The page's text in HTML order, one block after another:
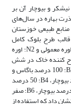
و بیوچار آن بر
بهاره در سال‌های
و منابع طبیعی خوزستان
طرح بلوک کامل
تصادفی با سه تکرار انجام گرفت. دو نوع کود (N1؛ اوره معمولی و N2؛ اوره
کننده خاک در شش
سطح (B1؛ صفر درصد باگاس و صفر درصد بیوچار، B2؛ 100 درصد باگاس و
صفر درصد بیوچار، B3؛ 75 درصد باگاس و 25 درصد بیوچار، B4؛ 50 درصد
باگاس و 50 درصد بیوچار، B5؛ 25درصد باگاس و 75 درصد بیوچار، B6؛ صفر
نشان داد که استفاده از